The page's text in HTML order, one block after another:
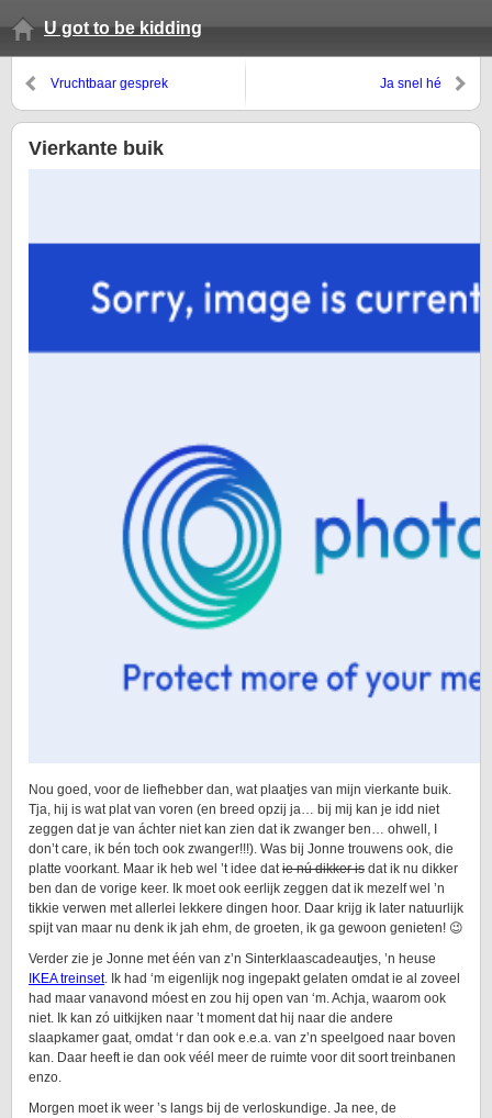
U got to be kidding
Vruchtbaar gesprek Ja snel hé
Vierkante buik
Nou goed, voor de liefhebber dan, wat plaatjes van mijn vierkante buik.
Tja, hij is wat plat van voren (en breed opzij ja… bij mij kan je idd niet
zeggen dat je van áchter niet kan zien dat ik zwanger ben… ohwell, I
don’t care, ik bén toch ook zwanger!!!). Was bij Jonne trouwens ook, die
platte voorkant. Maar ik heb wel ’t idee datie nú dikker is dat ik nu dikker
ben dan de vorige keer. Ik moet ook eerlijk zeggen dat ik mezelf wel ’n
tikkie verwen met allerlei lekkere dingen hoor. Daar krijg ik later natuurlijk
spijt van maar nu denk ik jah ehm, de groeten, ik ga gewoon genieten! 😉
Verder zie je Jonne met één van z’n Sinterklaascadeautjes, ’n heuse
IKEA treinset. Ik had ‘m eigenlijk nog ingepakt gelaten omdat ie al zoveel
had maar vanavond móest en zou hij open van ‘m. Achja, waarom ook
niet. Ik kan zó uitkijken naar ’t moment dat hij naar die andere
slaapkamer gaat, omdat ‘r dan ook e.e.a. van z’n speelgoed naar boven
kan. Daar heeft ie dan ook véél meer de ruimte voor dit soort treinbanen
enzo.
Morgen moet ik weer ’s langs bij de verloskundige. Ja nee, de